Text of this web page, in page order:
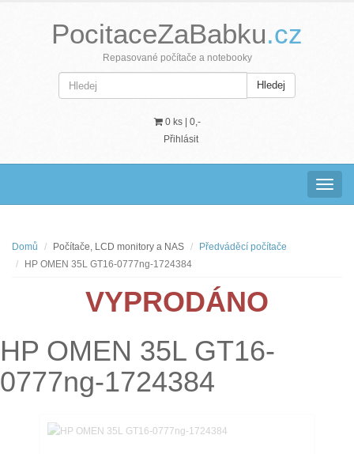
PocitaceZaBabku.cz
Repasované počítače a notebooky
Hledej
0 ks | 0,-
Přihlásit
Domů Počítače, LCD monitory a NAS
Předváděcí počítače
HP OMEN 35L GT16-0777ng-1724384
VYPRODÁNO
HP OMEN 35L GT16-
0777ng-1724384